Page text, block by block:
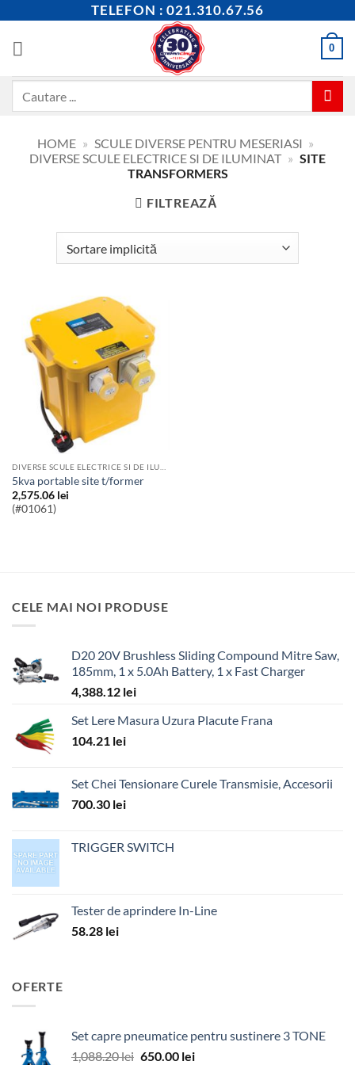
content
TELEFON : 021.310.67.56
0
HOME » SCULE DIVERSE PENTRU MESERIASI »
DIVERSE SCULE ELECTRICE SI DE ILUMINAT » SITE
TRANSFORMERS
FILTREAZĂ
5kva portable site t/former
2,575.06 lei
(#01061)
CELE MAI NOI PRODUSE
D20 20V Brushless Sliding Compound Mitre Saw,
185mm, 1 x 5.0Ah Battery, 1 x Fast Charger
4,388.12 lei
Set Lere Masura Uzura Placute Frana
104.21 lei
Set Chei Tensionare Curele Transmisie, Accesorii
700.30 lei
TRIGGER SWITCH
Tester de aprindere In-Line
58.28 lei
OFERTE
Set capre pneumatice pentru sustinere 3 TONE
1,088.20lei Prețul
650.00 leiPrețul